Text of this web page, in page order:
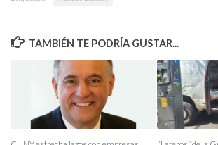
TAMBIÉN TE PODRÍA GUSTAR...